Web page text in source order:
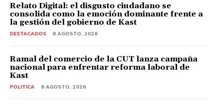
Relato Digital: el disgusto ciudadano se
consolida como la emoción dominante frente a
la gestión del gobierno de Kast
DESTACADOS 8 AGOSTO, 2026
Ramal del comercio de la CUT lanza campaña
nacional para enfrentar reforma laboral de
Kast
POLITICA 8 AGOSTO, 2026